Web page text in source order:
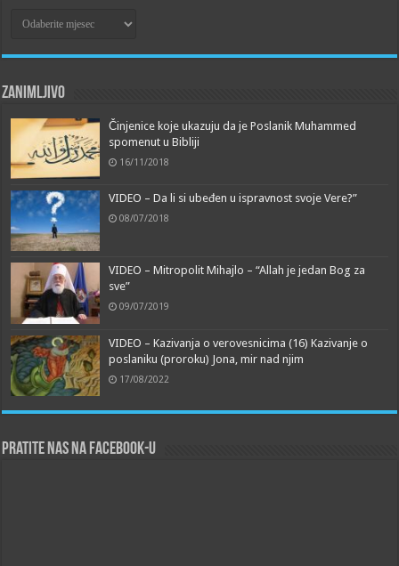
Zanimljivo
Činjenice koje ukazuju da je Poslanik Muhammed
spomenut u Bibliji
16/11/2018
VIDEO – Da li si ubeđen u ispravnost svoje Vere?”
08/07/2018
VIDEO – Mitropolit Mihajlo – “Allah je jedan Bog za
sve”
09/07/2019
VIDEO – Kazivanja o verovesnicima (16) Kazivanje o
poslaniku (proroku) Jona, mir nad njim
17/08/2022
Pratite nas na Facebook-u